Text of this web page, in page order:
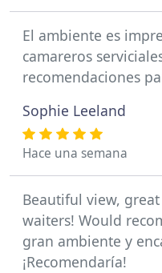
El ambiente es
camareros
recomendaciones
Sophie Leeland
Hace una semana
Beautiful view,
waiters! Would
gran ambiente y
¡Recomendaría!